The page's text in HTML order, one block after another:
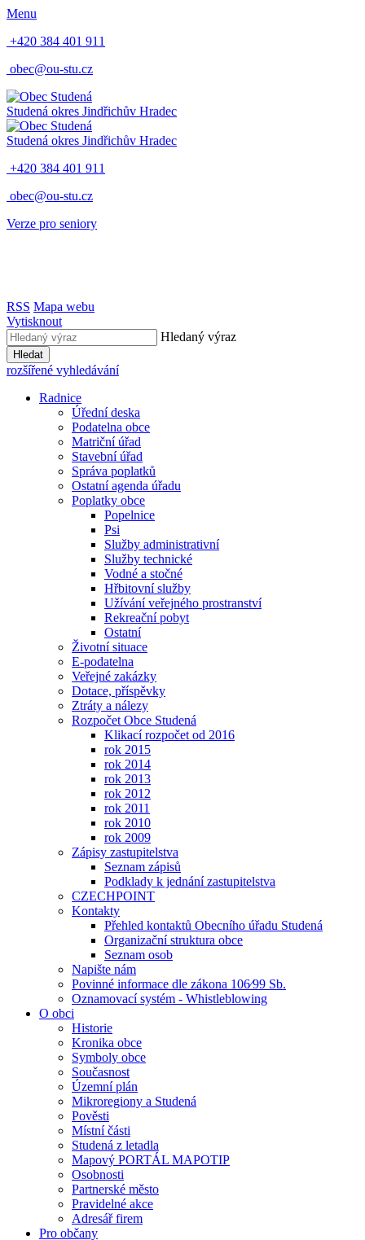
Menu
+420 384 401 911
obec@ou-stu.cz
Studená okres Jindřichův Hradec
Studená okres Jindřichův Hradec
+420 384 401 911
obec@ou-stu.cz
Verze pro seniory
RSS Mapa webu
Vytisknout
Hledaný výraz
Hledat
rozšířené vyhledávání
Radnice
Úřední deska
Podatelna obce
Matriční úřad
Stavební úřad
Správa poplatků
Ostatní agenda úřadu
Poplatky obce
Popelnice
Psi
Služby administrativní
Služby technické
Vodné a stočné
Hřbitovní služby
Užívání veřejného prostranství
Rekreační pobyt
Ostatní
Životní situace
E-podatelna
Veřejné zakázky
Dotace, příspěvky
Ztráty a nálezy
Rozpočet Obce Studená
Klikací rozpočet od 2016
rok 2015
rok 2014
rok 2013
rok 2012
rok 2011
rok 2010
rok 2009
Zápisy zastupitelstva
Seznam zápisů
Podklady k jednání zastupitelstva
CZECHPOINT
Kontakty
Přehled kontaktů Obecního úřadu Studená
Organizační struktura obce
Seznam osob
Napište nám
Povinné informace dle zákona 106⁄99 Sb.
Oznamovací systém - Whistleblowing
O obci
Historie
Kronika obce
Symboly obce
Současnost
Územní plán
Mikroregiony a Studená
Pověsti
Místní části
Studená z letadla
Mapový PORTÁL MAPOTIP
Osobnosti
Partnerské město
Pravidelné akce
Adresář firem
Pro občany